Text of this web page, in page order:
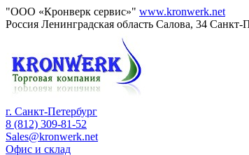
"ООО «Кронверк сервис»" www.kronwerk.net
Россия Ленинградская область Салова, 34 Санкт-
г. Санкт-Петербург
8 (812) 309-81-52
Sales@kronwerk.net
Офис и склад